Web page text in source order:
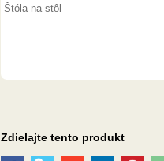
Štóla na stôl
Zdielajte tento produkt